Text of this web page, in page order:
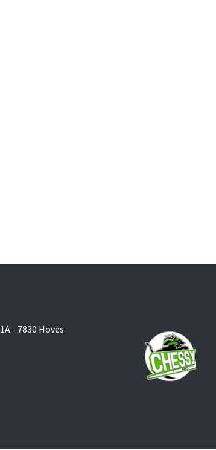
- 7830 Hoves